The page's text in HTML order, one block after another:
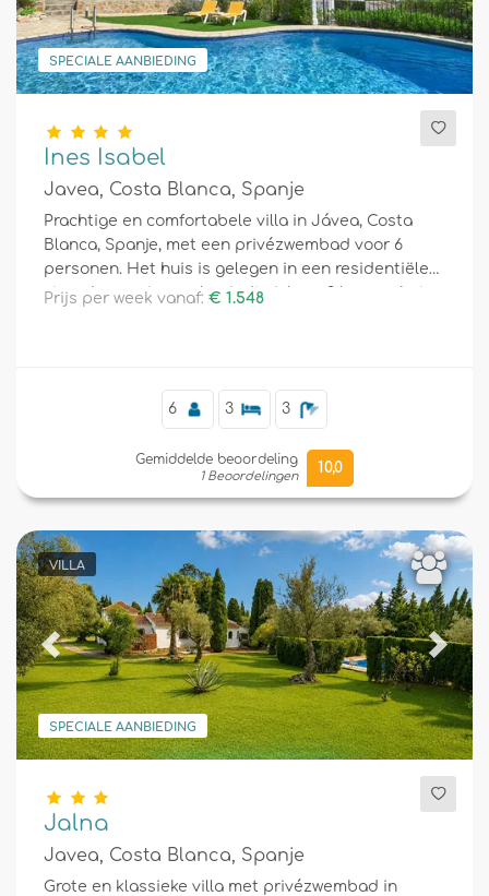
SPECIALE AANBIEDING
Ines Isabel
Javea, Costa Blanca, Spanje
Prachtige en comfortabele villa in Jávea, Costa
Blanca, Spanje, met een privézwembad voor 6
personen. Het huis is gelegen in een residentiële
strandomgeving en bevindt zich op 3 km van het
Prijs per week vanaf: € 1.548
6 3 3
Gemiddelde beoordeling
1 Beoordelingen
10,0
VILLA
SPECIALE AANBIEDING
Previous Next
Jalna
Javea, Costa Blanca, Spanje
Grote en klassieke villa met privézwembad in